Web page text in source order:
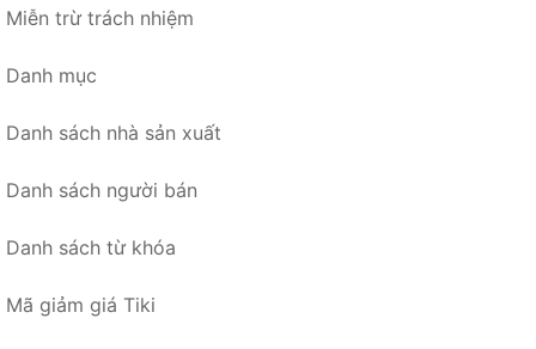
Miễn trừ trách nhiệm
Danh mục
Danh sách nhà sản xuất
Danh sách người bán
Danh sách từ khóa
Mã giảm giá Tiki